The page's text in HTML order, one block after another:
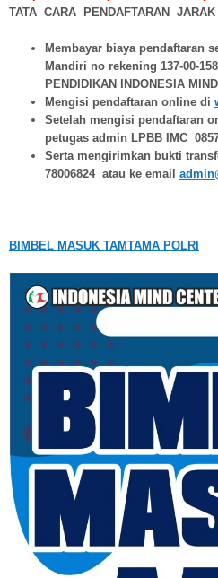
TATA CARA PENDAFTARAN
Membayar biaya pendaftaran
Mandiri no rekening 137-00-
PENDIDIKAN INDONESIA
Mengisi pendaftaran online di
Setelah mengisi pendaftaran
petugas admin LPBB IMC
Serta mengirimkan bukti
78006824 atau ke email
BIMBEL MASUK TAMTAMA POLRI